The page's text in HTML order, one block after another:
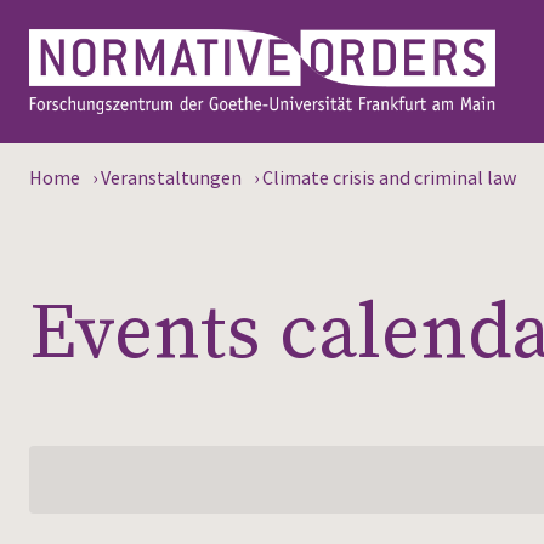
Home ›Veranstaltungen ›Climate crisis and criminal law
Events